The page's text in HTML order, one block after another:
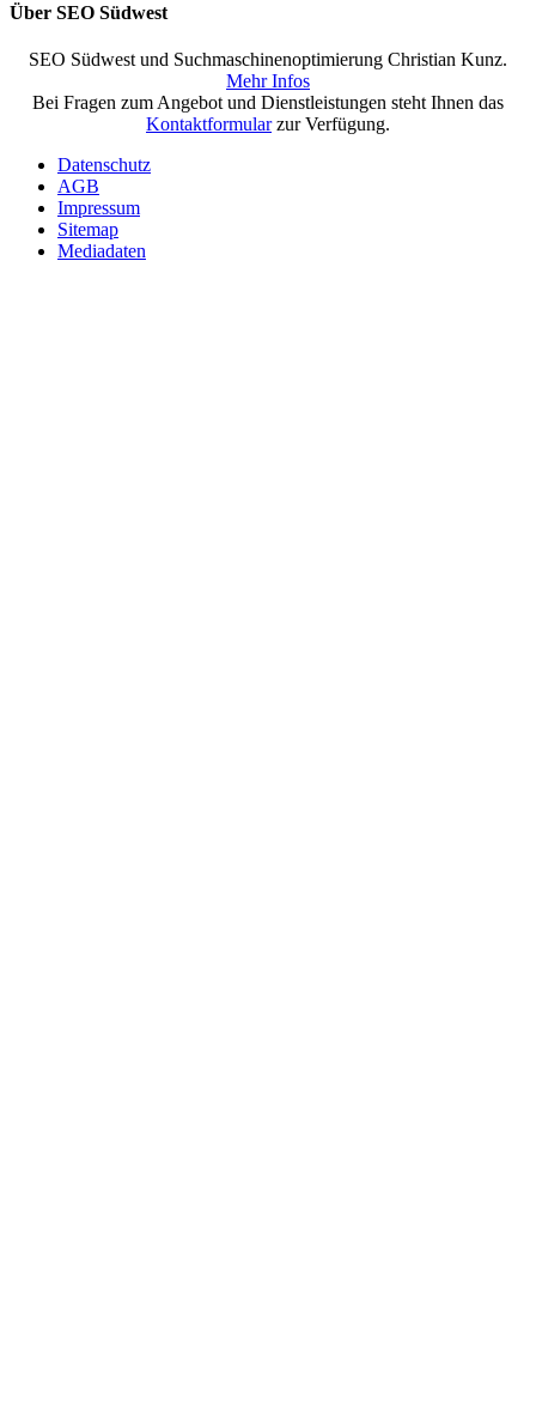
Über SEO Südwest
SEO Südwest und Suchmaschinenoptimierung Christian Kunz.
Mehr Infos
Bei Fragen zum Angebot und Dienstleistungen steht Ihnen das
Kontaktformularzur Verfügung.
Datenschutz
AGB
Impressum
Sitemap
Mediadaten